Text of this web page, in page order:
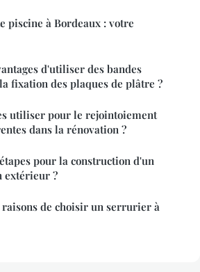
piscine à Bordeaux : votre
d'utiliser des bandes
fixation des plaques de plâtre ?
utiliser pour le rejointoiement
dans la rénovation ?
pour la construction d'un
extérieur ?
de choisir un serrurier à